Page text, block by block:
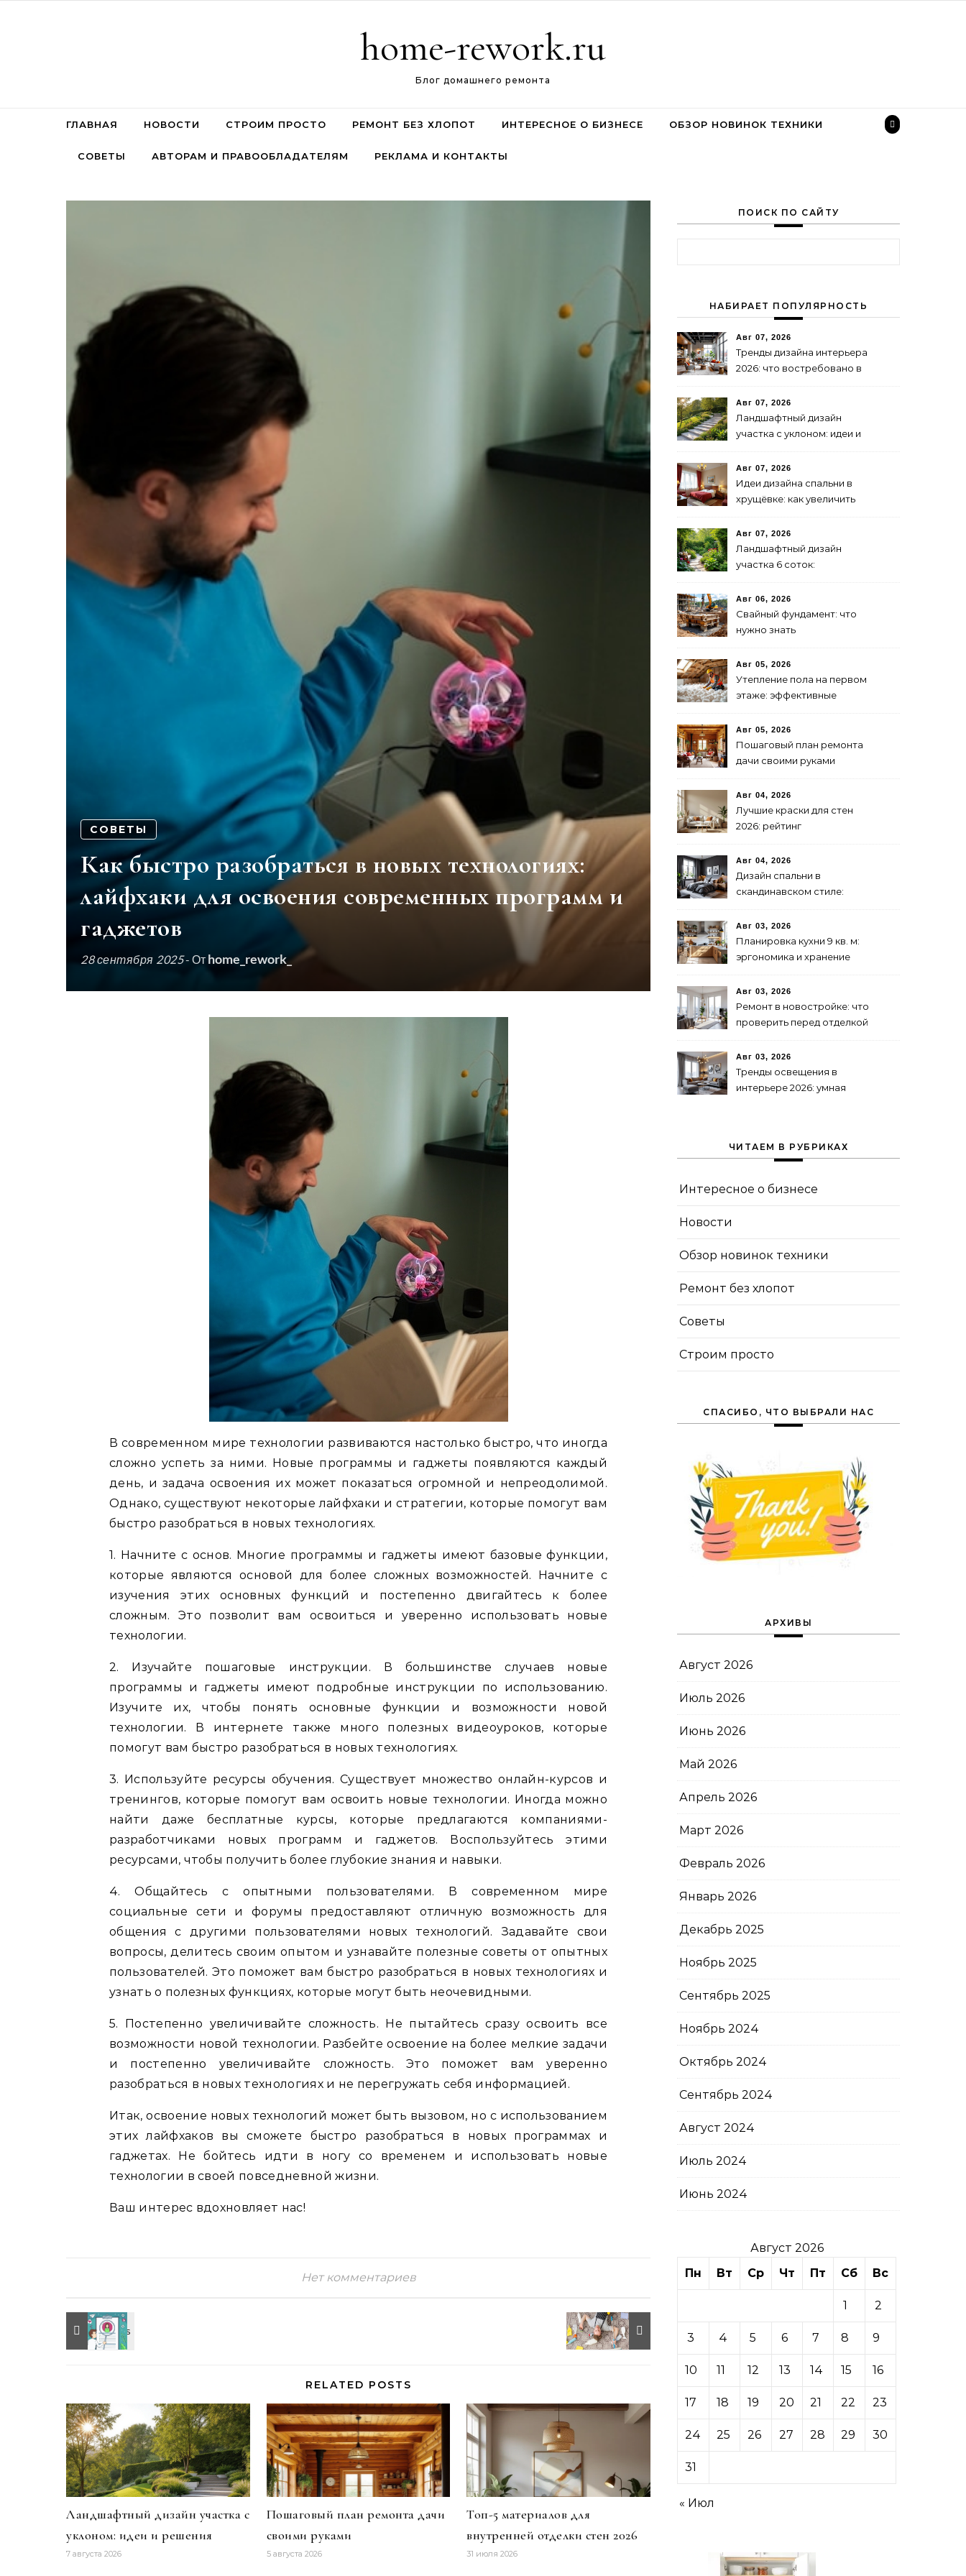
home-rework.ru
Блог домашнего ремонта
ГЛАВНАЯ НОВОСТИ СТРОИМ ПРОСТО РЕМОНТ БЕЗ ХЛОПОТ ИНТЕРЕСНОЕ О БИЗНЕСЕ ОБЗОР НОВИНОК ТЕХНИКИ
СОВЕТЫ АВТОРАМ И ПРАВООБЛАДАТЕЛЯМ РЕКЛАМА И КОНТАКТЫ
СОВЕТЫ
Как быстро разобраться в новых технологиях:
лайфхаки для освоения современных программ и
гаджетов
28 сентября 2025- От home_rework_
В современном мире технологии развиваются настолько быстро, что иногда
сложно успеть за ними. Новые программы и гаджеты появляются каждый
день, и задача освоения их может показаться огромной и непреодолимой.
Однако, существуют некоторые лайфхаки и стратегии, которые помогут вам
быстро разобраться в новых технологиях.
1. Начните с основ. Многие программы и гаджеты имеют базовые функции,
которые являются основой для более сложных возможностей. Начните с
изучения этих основных функций и постепенно двигайтесь к более
сложным. Это позволит вам освоиться и уверенно использовать новые
технологии.
2. Изучайте пошаговые инструкции. В большинстве случаев новые
программы и гаджеты имеют подробные инструкции по использованию.
Изучите их, чтобы понять основные функции и возможности новой
технологии. В интернете также много полезных видеоуроков, которые
помогут вам быстро разобраться в новых технологиях.
3. Используйте ресурсы обучения. Существует множество онлайн-курсов и
тренингов, которые помогут вам освоить новые технологии. Иногда можно
найти даже бесплатные курсы, которые предлагаются компаниями-
разработчиками новых программ и гаджетов. Воспользуйтесь этими
ресурсами, чтобы получить более глубокие знания и навыки.
4. Общайтесь с опытными пользователями. В современном мире
социальные сети и форумы предоставляют отличную возможность для
общения с другими пользователями новых технологий. Задавайте свои
вопросы, делитесь своим опытом и узнавайте полезные советы от опытных
пользователей. Это поможет вам быстро разобраться в новых технологиях и
узнать о полезных функциях, которые могут быть неочевидными.
5. Постепенно увеличивайте сложность. Не пытайтесь сразу освоить все
возможности новой технологии. Разбейте освоение на более мелкие задачи
и постепенно увеличивайте сложность. Это поможет вам уверенно
разобраться в новых технологиях и не перегружать себя информацией.
Итак, освоение новых технологий может быть вызовом, но с использованием
этих лайфхаков вы сможете быстро разобраться в новых программах и
гаджетах. Не бойтесь идти в ногу со временем и использовать новые
технологии в своей повседневной жизни.
Ваш интерес вдохновляет нас!
Нет комментариев
RELATED POSTS
Ландшафтный дизайн участка с
уклоном: идеи и решения
7 августа 2026
Пошаговый план ремонта дачи
своими руками
5 августа 2026
Топ-5 материалов для
внутренней отделки стен 2026
31 июля 2026
ПОИСК ПО САЙТУ
НАБИРАЕТ ПОПУЛЯРНОСТЬ
Авг 07, 2026
Тренды дизайна интерьера
2026: что востребовано в
Авг 07, 2026
Ландшафтный дизайн
участка с уклоном: идеи и
Авг 07, 2026
Идеи дизайна спальни в
хрущёвке: как увеличить
Авг 07, 2026
Ландшафтный дизайн
участка 6 соток:
Авг 06, 2026
Свайный фундамент: что
нужно знать
Авг 05, 2026
Утепление пола на первом
этаже: эффективные
Авг 05, 2026
Пошаговый план ремонта
дачи своими руками
Авг 04, 2026
Лучшие краски для стен
2026: рейтинг
стойкости
Авг 04, 2026
Дизайн спальни в
скандинавском стиле:
Авг 03, 2026
Планировка кухни 9 кв. м:
эргономика и хранение
Авг 03, 2026
Ремонт в новостройке: что
проверить перед отделкой
Авг 03, 2026
Тренды освещения в
интерьере 2026: умная
ЧИТАЕМ В РУБРИКАХ
Интересное о бизнесе
Новости
Обзор новинок техники
Ремонт без хлопот
Советы
Строим просто
СПАСИБО, ЧТО ВЫБРАЛИ НАС
АРХИВЫ
Август 2026
Июль 2026
Июнь 2026
Май 2026
Апрель 2026
Март 2026
Февраль 2026
Январь 2026
Декабрь 2025
Ноябрь 2025
Сентябрь 2025
Ноябрь 2024
Октябрь 2024
Сентябрь 2024
Август 2024
Июль 2024
Июнь 2024
Август 2026
Пн
Вт Ср Чт Пт Сб Вс
1 2
3 4 5 6 7 8 9
10 11 12 13 14 15 16
17 18 19 20 21 22 23
24 25 26 27 28 29 30
31
« Июл